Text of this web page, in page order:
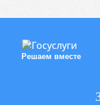
Решаем вместе